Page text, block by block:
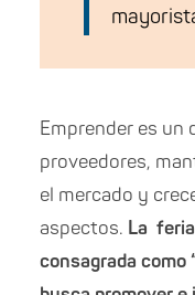
Emprender es un
proveedores,
el mercado y
aspectos. La
consagrada como